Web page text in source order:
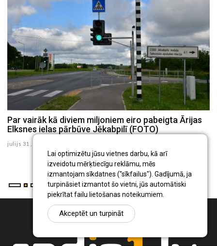
Lai optimizētu jūsu vietnes darbu, kā arī
izveidotu mērķtiecīgu reklāmu, mēs
izmantojam sīkdatnes ("sīkfailus"). Gadījumā, ja
turpināsiet izmantot šo vietni, jūs automātiski
piekrītat failu lietošanas noteikumiem.
Akceptēt un turpināt
Par vairāk kā diviem miljoniem eiro pabeigta Ārijas
Elksnes ielas pārbūve Jēkabpilī (FOTO)
julijs 31 , 2026